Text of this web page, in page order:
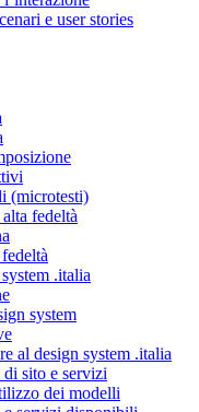
e user stories
(microtesti)
fedeltà
.italia
system
al design system .italia
sito e servizi
dei modelli